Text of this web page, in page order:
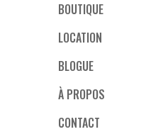
BOUTIQUE
LOCATION
BLOGUE
À PROPOS
CONTACT